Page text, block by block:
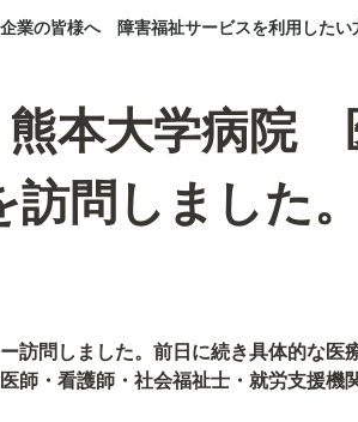
企業の皆様へ 障害福祉サービスを利用したい
本大学病院
問しました。
訪問しました。前日に続き具体的な医
師・看護師・社会福祉士・就労支援機